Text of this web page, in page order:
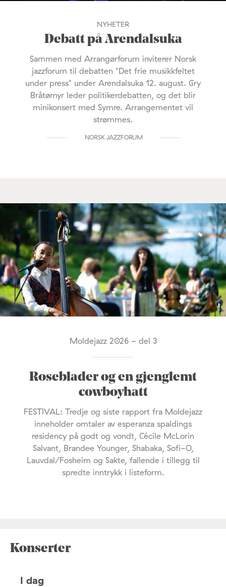
NYHETER
Debatt på Arendalsuka
Sammen med Arrangørforum inviterer Norsk
jazzforum til debatten "Det frie musikkfeltet
under press" under Arendalsuka 12. august. Gry
Bråtømyr leder politikerdebatten, og det blir
minikonsert med Symre. Arrangementet vil
strømmes.
NORSK JAZZFORUM
Moldejazz 2026 - del 3
Roseblader og en gjenglemt
cowboyhatt
FESTIVAL: Tredje og siste rapport fra Moldejazz
inneholder omtaler av esperanza spaldings
residency på godt og vondt, Cécile McLorin
Salvant, Brandee Younger, Shabaka, Sofi-O,
Lauvdal/Fosheim og Sakte, fallende i tillegg til
spredte inntrykk i listeform.
Konserter
I dag